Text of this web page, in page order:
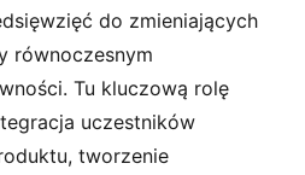
do zmieniających
równoczesnym
Tu kluczową rolę
uczestników
tworzenie